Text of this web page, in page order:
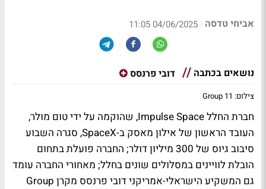
אביחי טדסה |
04/06/2025 11:05
נושאים בכתבה דובי פרנסס
צילום: Group 11
חברת החלל Impulse Space, שהוקמה על ידי טום מולר,
העובד הראשון של אילון מאסק ב-SpaceX, סגרה השבוע
סיבוב גיוס של 300 מיליון דולר; החברה פועלת בתחום
הובלת לוויינים במסלולים שונים בחלל; מאחורי החברה עומד
גם המשקיע הישראלי-אמריקני דובי פרנסס מקרן Group